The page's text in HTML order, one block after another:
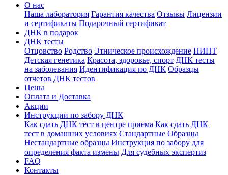
О нас
Наша лаборатория Гарантия качества Отзывы Лицензии
и сертификаты Подарочный сертификат
ДНК в подарок
ДНК тесты
Отцовство Родство Этническое происхождение НИПТ
Детская генетика Красота, здоровье, спорт ДНК тесты
на заболевания Идентификация по ДНК Образцы
отчетов ДНК тестов
Цены
Оплата и Доставка
Акции
Инструкции по забору ДНК
Как сдать ДНК тест в центре приема Как сдать ДНК
тест в домашних условиях Стандартные Образцы
Нестандартные образцы Инструкция по забору для
определения факта измены Для судебных экспертиз
FAQ
Контакты